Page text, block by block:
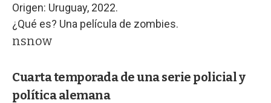
Origen: Uruguay, 2022.
¿Qué es? Una película de zombies.
nsnow
Cuarta temporada de una serie policial y
política alemana